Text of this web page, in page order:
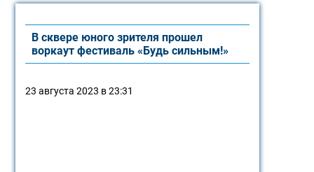
В сквере юного зрителя прошел
воркаут фестиваль «Будь сильным!»
23 августа 2023 в 23:31